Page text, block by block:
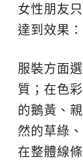
女性朋友
達到效果：
服裝方面
質；在色
的鵝黃、
然的草綠
在整體線